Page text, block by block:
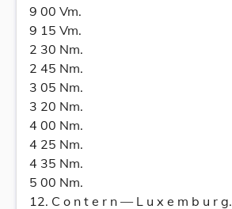
9 00 Vm.
9 15 Vm.
2 30 Nm.
2 45 Nm.
3 05 Nm.
3 20 Nm.
4 00 Nm.
4 25 Nm.
4 35 Nm.
5 00 Nm.
12. C o n t e r n — L u x e m b u r g.